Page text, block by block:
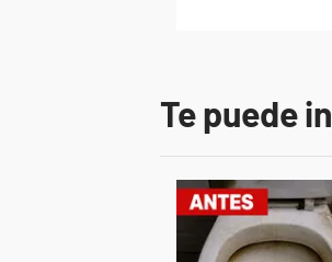
Te puede